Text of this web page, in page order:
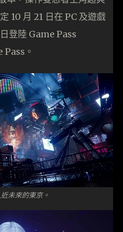
10 月 21 日在 PC 及遊戲
登陸 Game Pass
。
未來的東京。